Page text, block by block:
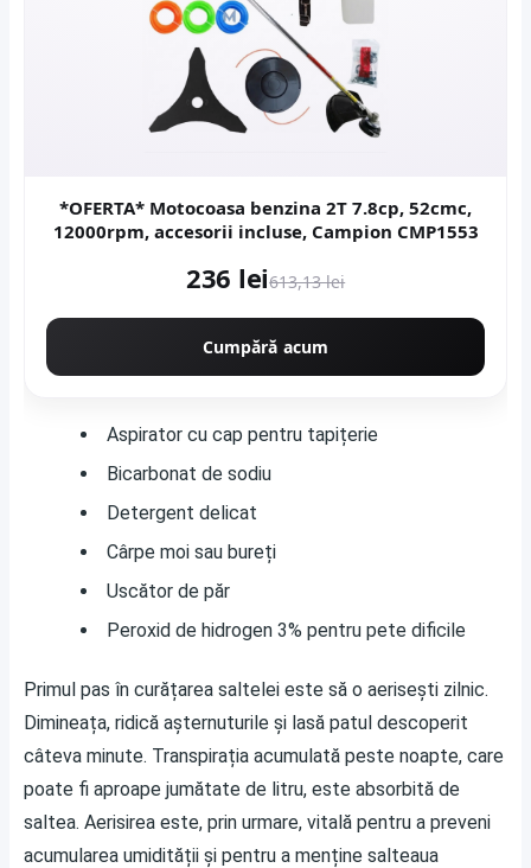
*OFERTA* Motocoasa benzina 2T 7.8cp, 52cmc,
12000rpm, accesorii incluse, Campion CMP1553
236 lei613,13 lei
Cumpără acum
Aspirator cu cap pentru tapițerie
Bicarbonat de sodiu
Detergent delicat
Cârpe moi sau bureți
Uscător de păr
Peroxid de hidrogen 3% pentru pete dificile
Primul pas în curățarea saltelei este să o aerisești zilnic.
Dimineața, ridică așternuturile și lasă patul descoperit
câteva minute. Transpirația acumulată peste noapte, care
poate fi aproape jumătate de litru, este absorbită de
saltea. Aerisirea este, prin urmare, vitală pentru a preveni
acumularea umidității și pentru a menține salteaua